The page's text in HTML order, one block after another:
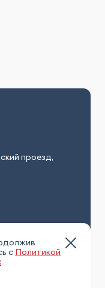
с Политикой
проезд,